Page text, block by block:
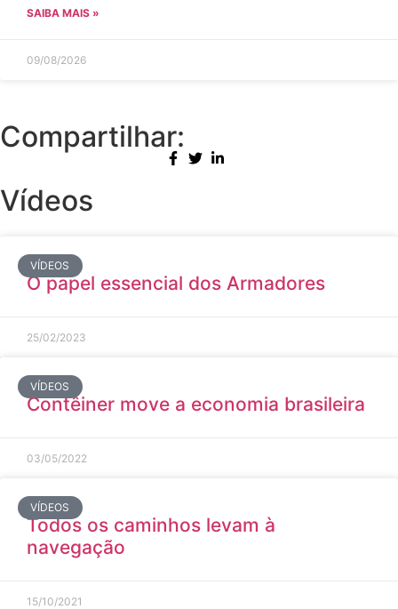
SAIBA MAIS »
09/08/2026
Compartilhar:
Vídeos
VÍDEOS
O papel essencial dos Armadores
25/02/2023
VÍDEOS
Contêiner move a economia brasileira
03/05/2022
VÍDEOS
Todos os caminhos levam à
navegação
15/10/2021